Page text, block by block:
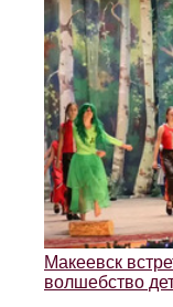
Макеевск
волшебство